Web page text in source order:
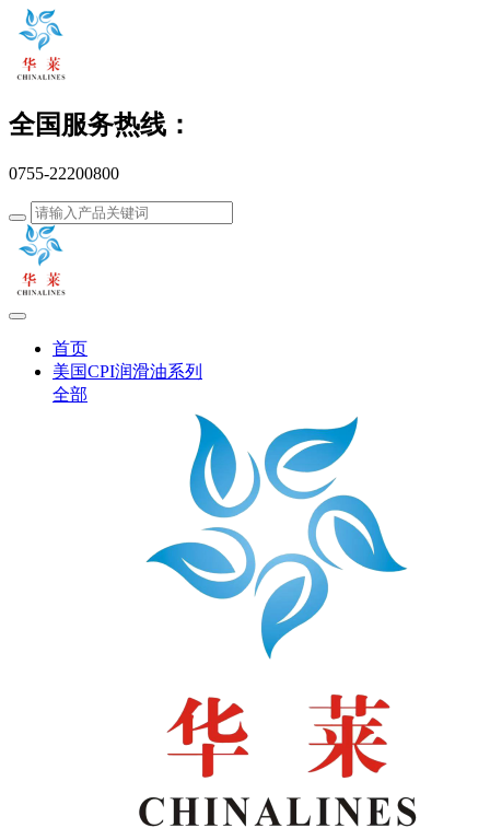
全国服务热线：
0755-22200800
首页
美国CPI润滑油系列
全部